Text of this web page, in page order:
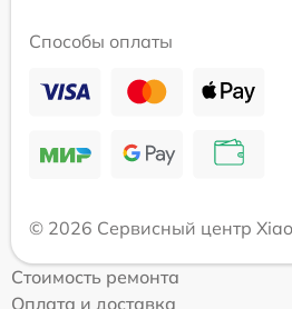
Способы оплаты
© 2026 Сервисный центр
Стоимость ремонта
Оплата и доставка